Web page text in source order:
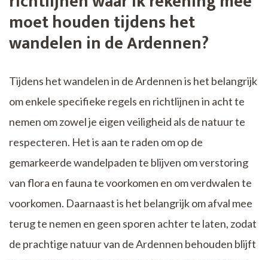
moet houden tijdens het
wandelen in de Ardennen?
Tijdens het wandelen in de Ardennen is het belangrijk
om enkele specifieke regels en richtlijnen in acht te
nemen om zowel je eigen veiligheid als de natuur te
respecteren. Het is aan te raden om op de
gemarkeerde wandelpaden te blijven om verstoring
van flora en fauna te voorkomen en om verdwalen te
voorkomen. Daarnaast is het belangrijk om afval mee
terug te nemen en geen sporen achter te laten, zodat
de prachtige natuur van de Ardennen behouden blijft